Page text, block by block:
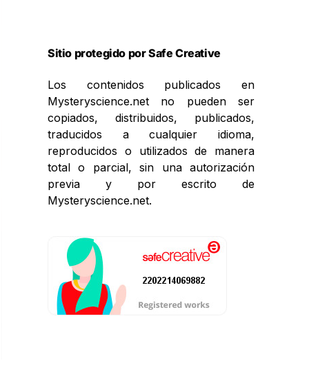
Sitio protegido por Safe Creative
Los contenidos publicados en
Mysteryscience.net no pueden ser
copiados, distribuidos, publicados,
traducidos a cualquier idioma,
reproducidos o utilizados de manera
total o parcial, sin una autorización
previa y por escrito de
Mysteryscience.net.